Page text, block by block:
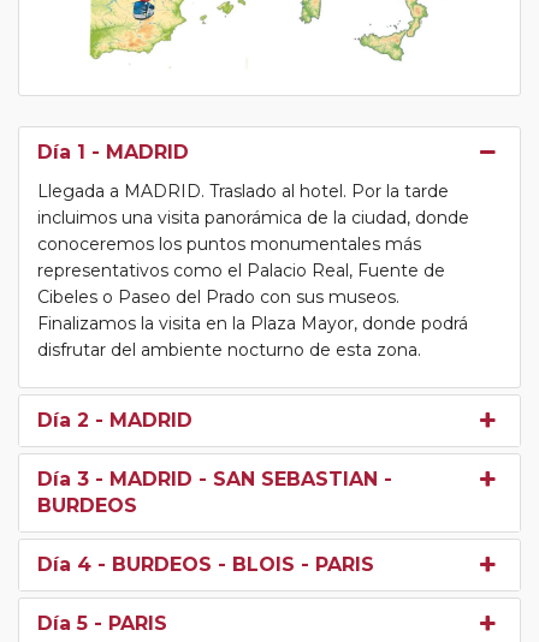
Día 1 - MADRID
Llegada a MADRID. Traslado al hotel. Por la tarde
incluimos una visita panorámica de la ciudad, donde
conoceremos los puntos monumentales más
representativos como el Palacio Real, Fuente de
Cibeles o Paseo del Prado con sus museos.
Finalizamos la visita en la Plaza Mayor, donde podrá
disfrutar del ambiente nocturno de esta zona.
Día 2 - MADRID
Día 3 - MADRID - SAN SEBASTIAN -
BURDEOS
Día 4 - BURDEOS - BLOIS - PARIS
Día 5 - PARIS